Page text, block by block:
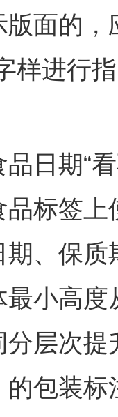
面的，
样进行
期“看
标签
、保
小高
层次
包装